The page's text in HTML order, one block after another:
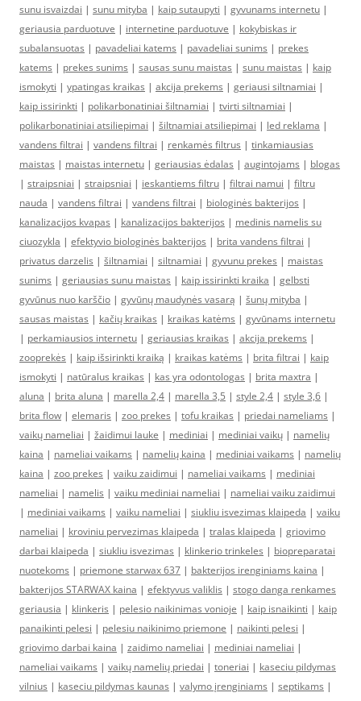
sunu isvaizdai | sunu mityba | kaip sutaupyti | gyvunams internetu |
geriausia parduotuve | internetine parduotuve | kokybiskas ir
subalansuotas | pavadeliai katems | pavadeliai sunims | prekes
katems | prekes sunims | sausas sunu maistas | sunu maistas | kaip
ismokyti | ypatingas kraikas | akcija prekems | geriausi siltnamiai |
kaip issirinkti | polikarbonatiniai šiltnamiai | tvirti siltnamiai |
polikarbonatiniai atsiliepimai | šiltnamiai atsiliepimai | led reklama |
vandens filtrai | vandens filtrai | renkamės filtrus | tinkamiausias
maistas | maistas internetu | geriausias ėdalas | augintojams | blogas
| straipsniai | straipsniai | ieskantiems filtru | filtrai namui | filtru
nauda | vandens filtrai | vandens filtrai | biologinės bakterijos |
kanalizacijos kvapas | kanalizacijos bakterijos | medinis namelis su
ciuozykla | efektyvio biologinės bakterijos | brita vandens filtrai |
privatus darzelis | šiltnamiai | siltnamiai | gyvunu prekes | maistas
sunims | geriausias sunu maistas | kaip issirinkti kraika | gelbsti
gyvūnus nuo karščio | gyvūnų maudynės vasarą | šunų mityba |
sausas maistas | kačių kraikas | kraikas katėms | gyvūnams internetu
| perkamiausios internetu | geriausias kraikas | akcija prekems |
zooprekės | kaip išsirinkti kraiką | kraikas katėms | brita filtrai | kaip
ismokyti | natūralus kraikas | kas yra odontologas | brita maxtra |
aluna | brita aluna | marella 2,4 | marella 3,5 | style 2,4 | style 3,6 |
brita flow | elemaris | zoo prekes | tofu kraikas | priedai nameliams |
vaikų nameliai | žaidimui lauke | mediniai | mediniai vaikų | namelių
kaina | nameliai vaikams | namelių kaina | mediniai vaikams | namelių
kaina | zoo prekes | vaiku zaidimui | nameliai vaikams | mediniai
nameliai | namelis | vaiku mediniai nameliai | nameliai vaiku zaidimui
| mediniai vaikams | vaiku nameliai | siukliu isvezimas klaipeda | vaiku
nameliai | kroviniu pervezimas klaipeda | tralas klaipeda | griovimo
darbai klaipeda | siukliu isvezimas | klinkerio trinkeles | biopreparatai
nuotekoms | priemone starwax 637 | bakterijos irenginiams kaina |
bakterijos STARWAX kaina | efektyvus valiklis | stogo danga renkames
geriausia | klinkeris | pelesio naikinimas vonioje | kaip isnaikinti | kaip
panaikinti pelesi | pelesiu naikinimo priemone | naikinti pelesi |
griovimo darbai kaina | zaidimo nameliai | mediniai nameliai |
nameliai vaikams | vaikų namelių priedai | toneriai | kaseciu pildymas
vilnius | kaseciu pildymas kaunas | valymo įrenginiams | septikams |